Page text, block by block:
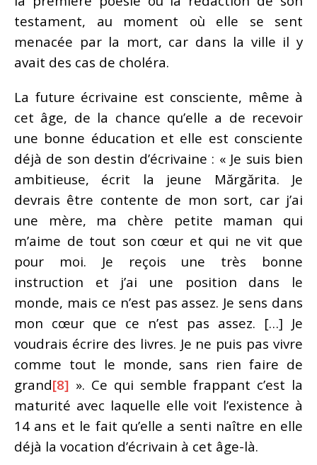
testament, au moment où elle se sent
menacée par la mort, car dans la ville il y
avait des cas de choléra.
La future écrivaine est consciente, même à
cet âge, de la chance qu’elle a de recevoir
une bonne éducation et elle est consciente
déjà de son destin d’écrivaine : « Je suis bien
ambitieuse, écrit la jeune Mărgărita. Je
devrais être contente de mon sort, car j’ai
une mère, ma chère petite maman qui
m’aime de tout son cœur et qui ne vit que
pour moi. Je reçois une très bonne
instruction et j’ai une position dans le
monde, mais ce n’est pas assez. Je sens dans
mon cœur que ce n’est pas assez. […] Je
voudrais écrire des livres. Je ne puis pas vivre
comme tout le monde, sans rien faire de
grand[8] ». Ce qui semble frappant c’est la
maturité avec laquelle elle voit l’existence à
14 ans et le fait qu’elle a senti naître en elle
déjà la vocation d’écrivain à cet âge-là.